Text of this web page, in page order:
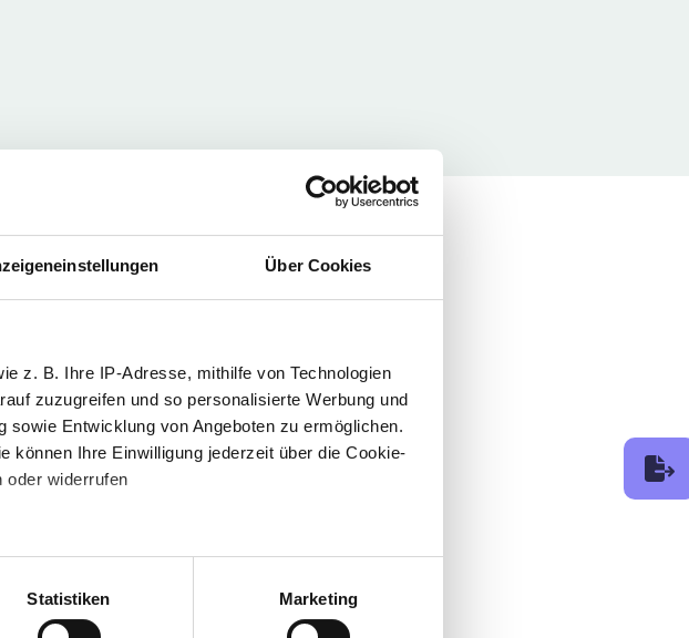
Über Cookies
z. B. Ihre IP-Adresse, mithilfe von Technologien
zuzugreifen und so personalisierte Werbung und
sowie Entwicklung von Angeboten zu ermöglichen.
können Ihre Einwilligung jederzeit über die Cookie-
oder widerrufen
auf einige Meter genau sein können
identifizieren
und legen Sie Ihre Präferenzen imAbschnitt
Statistiken Marketing
(m-
und
meistern,